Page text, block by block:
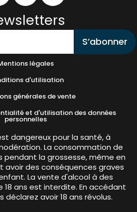
S’abonner
légales
d'utilisation
générales de vente
et d'utilisation des données
personnelles
dangereux pour la santé, à
La consommation de
pendant la grossesse, même en
avoir des conséquences graves
La vente d'alcool à des
18 ans est interdite. En accédant
déclarez avoir 18 ans révolus.